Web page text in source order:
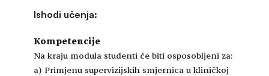
Ishodi učenja:
Kompetencije
Na kraju modula studenti će biti osposobljeni za:
a) Primjenu supervizijskih smjernica u kliničkoj